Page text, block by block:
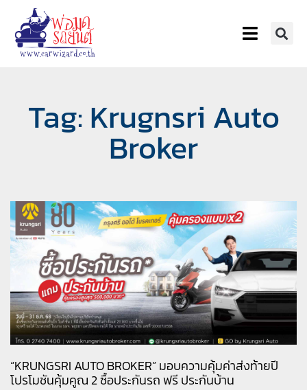
Tag: Krugnsri Auto
Broker
“KRUNGSRI AUTO BROKER” มอบความคุ้มค่าส่งท้ายปี
โปรโมชันคุ้มคูณ 2 ซื้อประกันรถ ฟรี ประกันบ้าน